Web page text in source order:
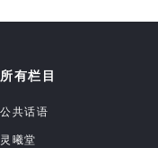
所有栏目
公共话语
灵曦堂